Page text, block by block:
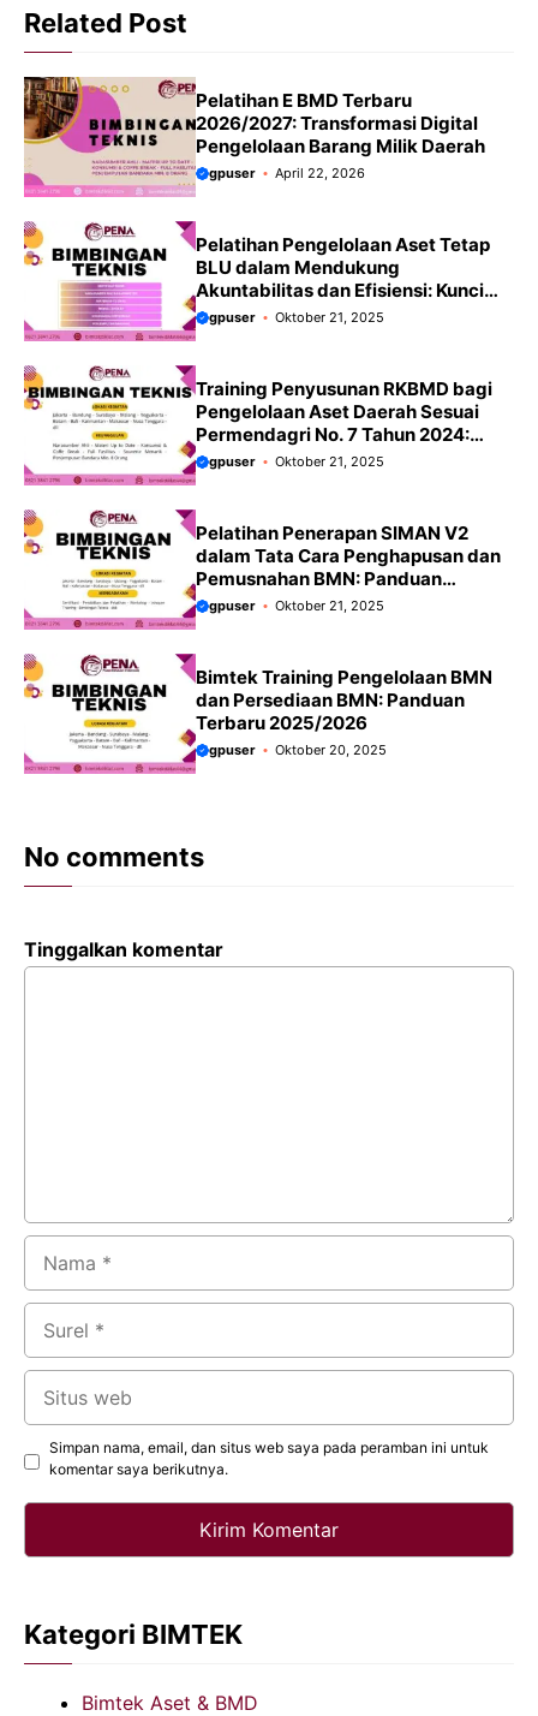
Related Post
Pelatihan E BMD Terbaru
2026/2027: Transformasi Digital
Pengelolaan Barang Milik Daerah
gpuser April 22, 2026
Pelatihan Pengelolaan Aset Tetap
BLU dalam Mendukung
Akuntabilitas dan Efisiensi: Kunci
Optimalisasi Layanan Publik
Terbaru 2025/2026
gpuser Oktober 21, 2025
Training Penyusunan RKBMD bagi
Pengelolaan Aset Daerah Sesuai
Permendagri No. 7 Tahun 2024:
Kunci Kepatuhan dan Optimalisasi
Aset Daerah Terbaru 2025/2026
gpuser Oktober 21, 2025
Pelatihan Penerapan SIMAN V2
dalam Tata Cara Penghapusan dan
Pemusnahan BMN: Panduan
Terbaru 2025/2026
gpuser Oktober 21, 2025
Bimtek Training Pengelolaan BMN
dan Persediaan BMN: Panduan
Terbaru 2025/2026
gpuser Oktober 20, 2025
No comments
Tinggalkan komentar
Komentar
Nama
Surel
Situs
web
Simpan nama, email, dan situs web saya pada peramban ini untuk
komentar saya berikutnya.
Kategori BIMTEK
Bimtek Aset & BMD